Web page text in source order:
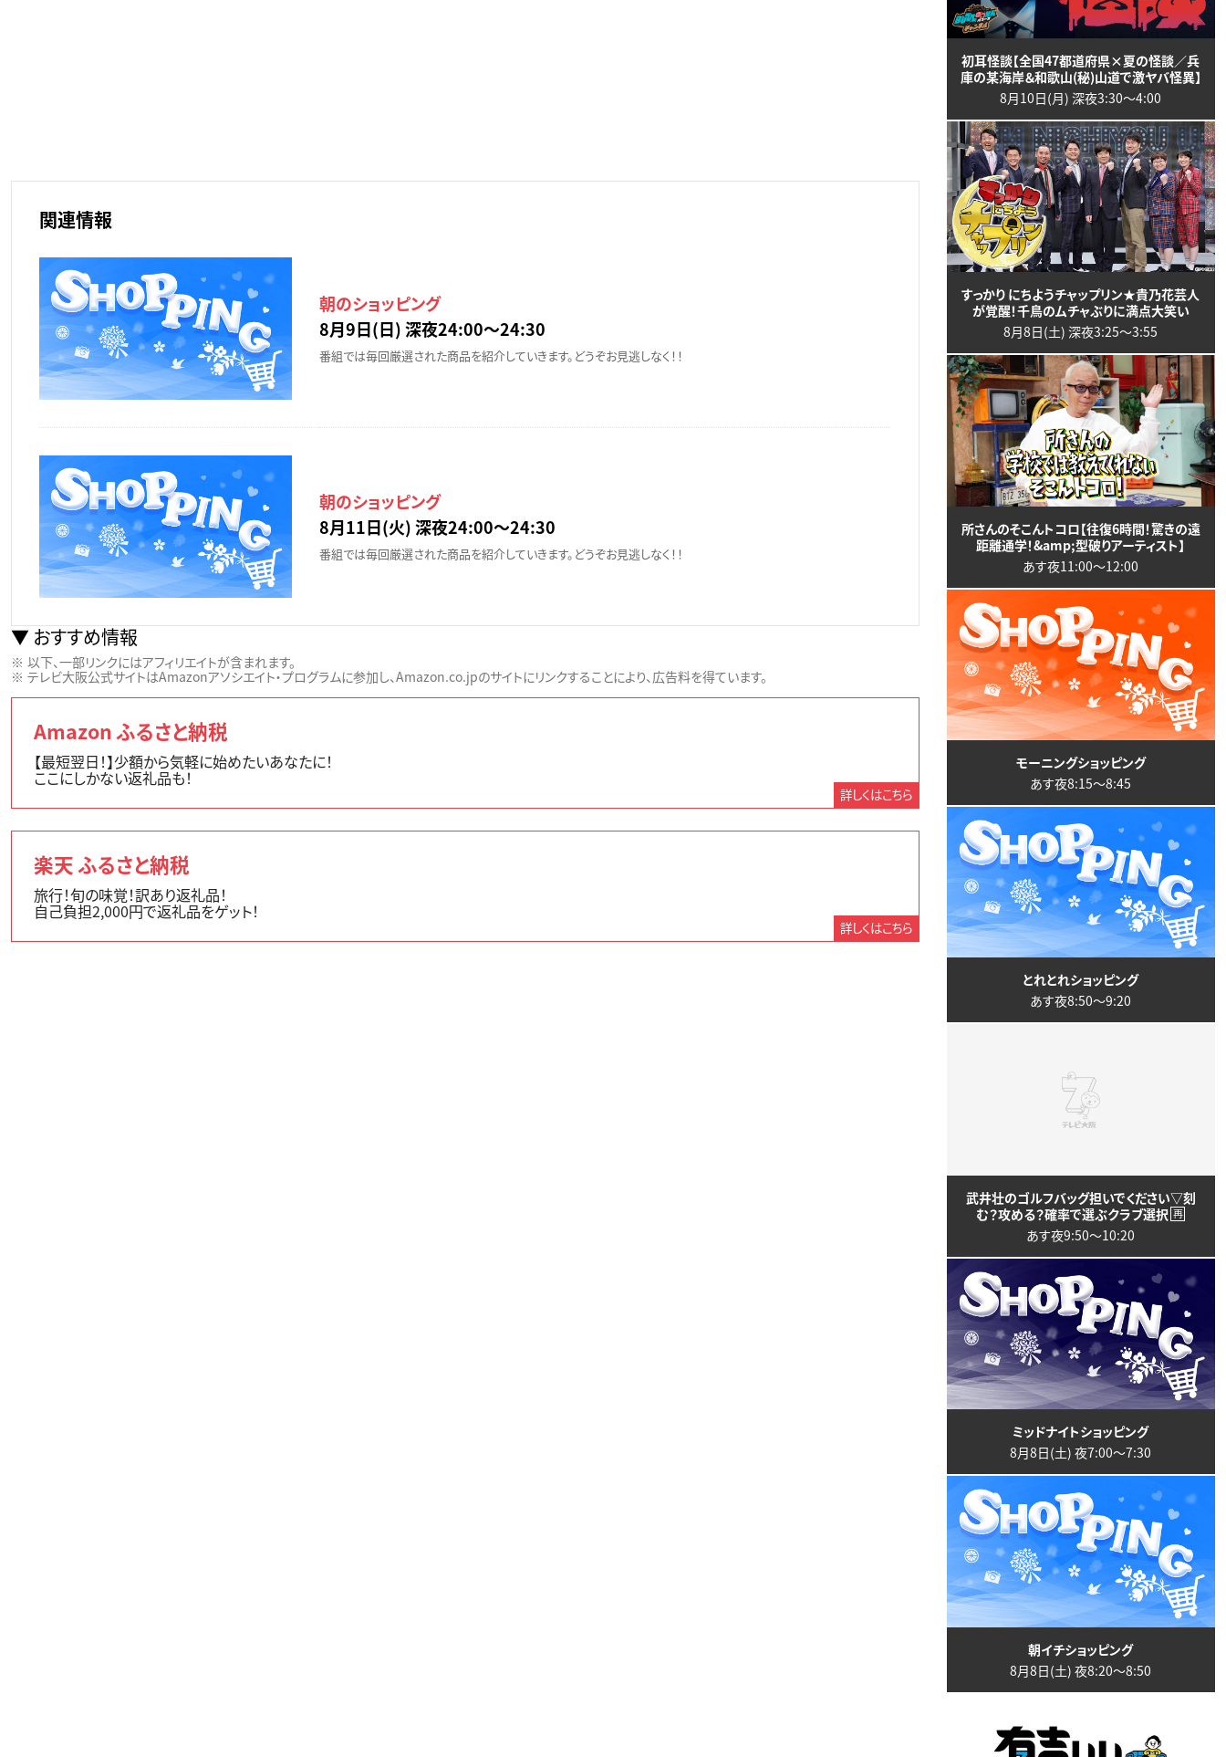
関連情報
朝のショッピング
8月9日(日) 深夜24:00〜24:30
番組では毎回厳選された商品を紹介していきます。どうぞお見逃しなく！！
朝のショッピング
8月11日(火) 深夜24:00〜24:30
番組では毎回厳選された商品を紹介していきます。どうぞお見逃しなく！！
おすすめ情報
以下、一部リンクにはアフィリエイトが含まれます。
テレビ大阪公式サイトはAmazonアソシエイト・プログラムに参加し、Amazon.co.jpのサイトにリンクすることにより、広告料を得ています。
Amazon ふるさと納税
【最短翌日！】少額から気軽に始めたいあなたに！
ここにしかない返礼品も！
詳しくはこちら
楽天 ふるさと納税
旅行！旬の味覚！訳あり返礼品！
自己負担2,000円で返礼品をゲット！
詳しくはこちら
初耳怪談【全国47都道府県×夏の怪談／兵
庫の某海岸＆和歌山(秘)山道で激ヤバ怪異】
8月10日(月) 深夜3:30〜4:00
すっかり にちようチャップリン★貴乃花芸人
が覚醒！千鳥のムチャぶりに満点大笑い
8月8日(土) 深夜3:25〜3:55
所さんのそこんトコロ【往復6時間！驚きの遠
距離通学！&amp;型破りアーティスト】
あす夜11:00〜12:00
モーニングショッピング
あす夜8:15〜8:45
とれとれショッピング
あす夜8:50〜9:20
武井壮のゴルフバッグ担いでください▽刻
む？攻める？確率で選ぶクラブ選択 再
あす夜9:50〜10:20
ミッドナイトショッピング
8月8日(土) 夜7:00〜7:30
朝イチショッピング
8月8日(土) 夜8:20〜8:50